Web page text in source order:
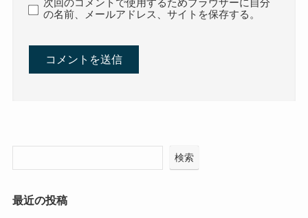
次回のコメントで使用するためブラウザーに自分
の名前、メールアドレス、サイトを保存する。
検索
最近の投稿